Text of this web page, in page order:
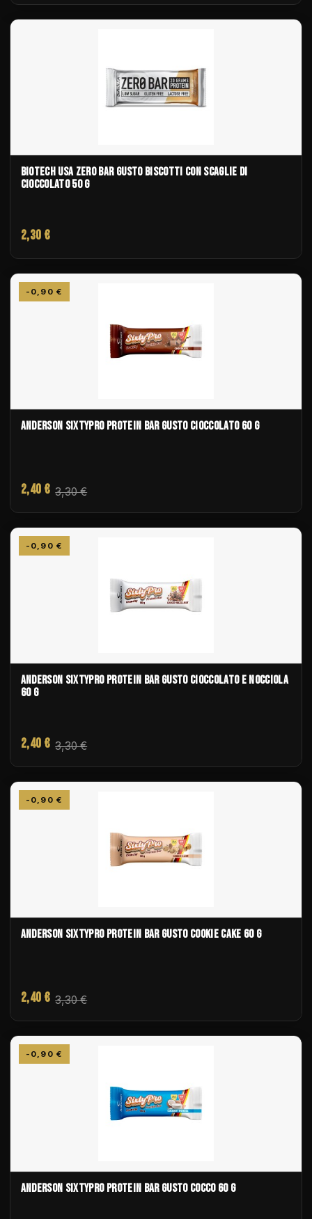
BIOTECH USA ZERO BAR GUSTO BISCOTTI CON SCAGLIE DI
CIOCCOLATO 50 G
2,30 €
-0,90 €
ANDERSON SIXTYPRO PROTEIN BAR GUSTO CIOCCOLATO 60 G
2,40 € 3,30 €
-0,90 €
ANDERSON SIXTYPRO PROTEIN BAR GUSTO CIOCCOLATO E NOCCIOLA
60 G
2,40 € 3,30 €
-0,90 €
ANDERSON SIXTYPRO PROTEIN BAR GUSTO COOKIE CAKE 60 G
2,40 € 3,30 €
-0,90 €
ANDERSON SIXTYPRO PROTEIN BAR GUSTO COCCO 60 G